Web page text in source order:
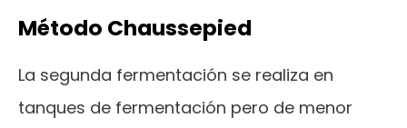
Método Chaussepied
La segunda fermentación se realiza en
tanques de fermentación pero de menor